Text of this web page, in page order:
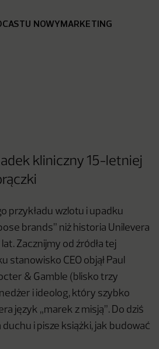
NOWYMARKETING
kliniczny 15-letniej
przykładu wzlotu i upadku
brands” niż historia Unilevera
Zacznijmy od źródła tej
stanowisko CEO objął Paul
& Gamble (blisko trzy
i ideolog, który szybko
język „marek z misją”. Do dziś
i pisze książki, jak budować